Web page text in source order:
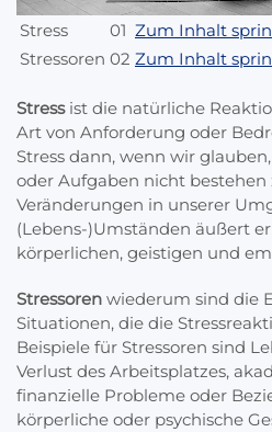
Stress 01 Zum Inhalt
Stressoren 02 Zum Inhalt
Stressist die natürliche
Art von Anforderung oder
Stress dann, wenn wir
oder Aufgaben nicht bestehen
Veränderungen in unserer
(Lebens-)Umständen äußert
körperlichen, geistigen und
Stressoren wiederum sind die
Situationen, die die
Beispiele für Stressoren sind
Verlust des Arbeitsplatzes,
finanzielle Probleme oder
körperliche oder psychische